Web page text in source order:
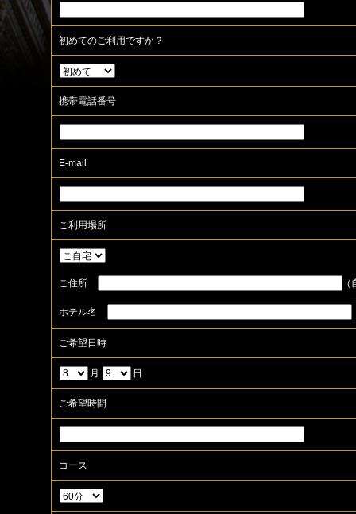
初めてのご利用ですか？
携帯電話番号
E-mail
ご利用場所
ご住所
ホテル名
ご希望日時
月 日
ご希望時間
コース